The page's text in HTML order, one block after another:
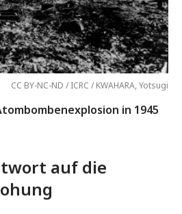
CC BY-NC-ND / ICRC / KWAHARA, Yotsugi
in 1945
auf die